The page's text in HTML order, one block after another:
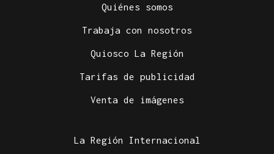
Quiénes somos
Trabaja con nosotros
Quiosco La Región
Tarifas de publicidad
Venta de imágenes
La Región Internacional